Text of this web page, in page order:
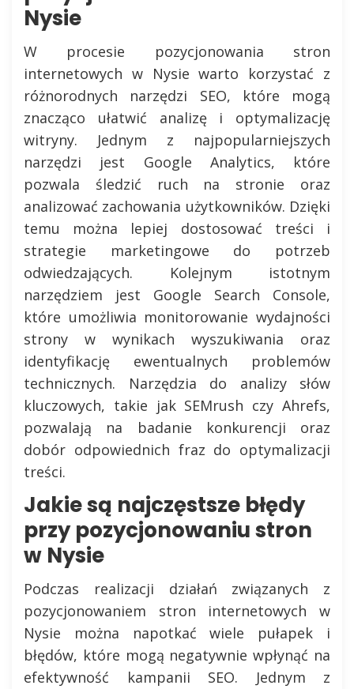
Nysie
W procesie pozycjonowania stron
internetowych w Nysie warto korzystać z
różnorodnych narzędzi SEO, które mogą
znacząco ułatwić analizę i optymalizację
witryny. Jednym z najpopularniejszych
narzędzi jest Google Analytics, które
pozwala śledzić ruch na stronie oraz
analizować zachowania użytkowników. Dzięki
temu można lepiej dostosować treści i
strategie marketingowe do potrzeb
odwiedzających. Kolejnym istotnym
narzędziem jest Google Search Console,
które umożliwia monitorowanie wydajności
strony w wynikach wyszukiwania oraz
identyfikację ewentualnych problemów
technicznych. Narzędzia do analizy słów
kluczowych, takie jak SEMrush czy Ahrefs,
pozwalają na badanie konkurencji oraz
dobór odpowiednich fraz do optymalizacji
treści.
Jakie są najczęstsze błędy
przy pozycjonowaniu stron
w Nysie
Podczas realizacji działań związanych z
pozycjonowaniem stron internetowych w
Nysie można napotkać wiele pułapek i
błędów, które mogą negatywnie wpłynąć na
efektywność kampanii SEO. Jednym z